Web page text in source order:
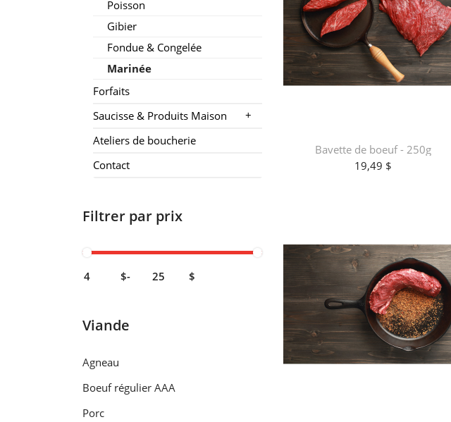
Poisson
Gibier
Fondue & Congelée
Marinée
Forfaits
Saucisse & Produits Maison
+
Ateliers de boucherie
Contact
Filtrer par prix
$- $
Viande
Agneau
Boeuf régulier AAA
Porc
Bavette de boeuf - 250g
19,49 $